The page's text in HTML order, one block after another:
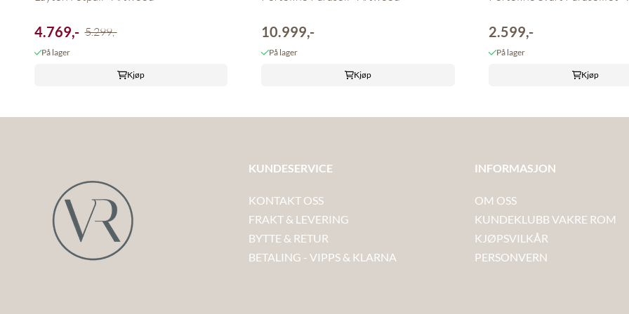
4.769,- 5.299,-
På lager
Kjøp
10.999,-
På lager
Kjøp
2.599,-
På lager
Kjøp
KUNDESERVICE
KONTAKT OSS
FRAKT & LEVERING
BYTTE & RETUR
BETALING - VIPPS & KLARNA
INFORMASJON
OM OSS
KUNDEKLUBB VAKRE ROM
KJØPSVILKÅR
PERSONVERN